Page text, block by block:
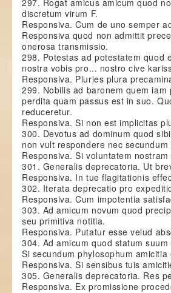
297. Rogat amicus amicum quod
discretum virum F.
Responsiva. Cum de uno semper
Responsiva quod non admittit
onerosa transmissio.
298. Potestas ad potestatem quod
nostra vobis pro... nostro cive
Responsiva. Pluries plura
299. Nobilis ad baronem quem
perdita quam passus est in suo.
reduceretur.
Responsiva. Si non est implicitas
300. Devotus ad dominum quod
non vult respondere nec
Responsiva. Si voluntatem
301. Generalis deprecatoria. Ut
Responsiva. In tue flagitationis
302. Iterata deprecatio pro
Responsiva. Cum impotentia
303. Ad amicum novum quod
seu primitiva notitia.
Responsiva. Putatur esse velud
304. Ad amicum quod statum
Si secundum phylosophum amicitia
Responsiva. Si sensibus tuis
305. Generalis deprecatoria. Res
Responsiva. Ex promissione